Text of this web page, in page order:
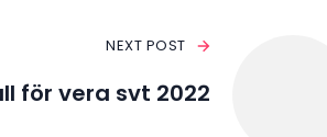
NEXT POST
för vera svt 2022